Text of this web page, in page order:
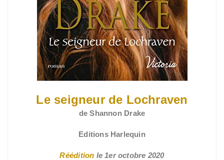
Le seigneur de Lochraven
de Shannon Drake
Editions Harlequin
Réédition le 1er octobre 2020